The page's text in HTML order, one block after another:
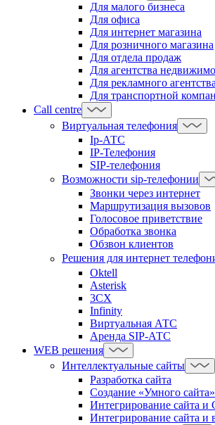
Для малого бизнеса
Для офиса
Для интернет магазина
Для розничного магазина
Для отдела продаж
Для агентства
Для рекламного агентства
Для транспортной
Call centre
Виртуальная телефония
Ip-АТС
IP-Телефония
SIP-телефония
Возможности sip-телефонии
Звонки через интернет
Маршрутизация вызовов
Голосовое приветствие
Обработка звонка
Обзвон клиентов
Решения для интернет
Oktell
Asterisk
3CX
Infinity
Виртуальная АТС
Аренда SIP-АТС
WEB решения
Интеллектуальные сайты
Разработка сайта
Создание «Умного сайта»
Интегрирование сайта и
Интегрирование сайта